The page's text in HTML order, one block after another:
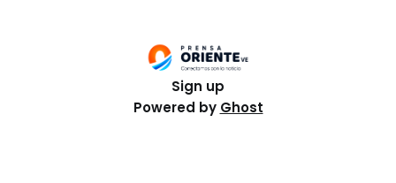
autoridades detallaron que los implementos
Sign up
Powered by Ghost